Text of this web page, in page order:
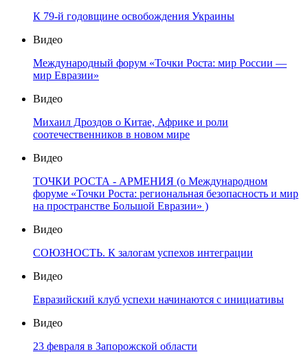
К 79-й годовщине освобождения Украины
Видео
Международный форум «Точки Роста: мир России —
мир Евразии»
Видео
Михаил Дроздов о Китае, Африке и роли
соотечественников в новом мире
Видео
ТОЧКИ РОСТА - АРМЕНИЯ (о Международном
форуме «Точки Роста: региональная безопасность и мир
на пространстве Большой Евразии» )
Видео
СОЮЗНОСТЬ. К залогам успехов интеграции
Видео
Евразийский клуб успехи начинаются с инициативы
Видео
23 февраля в Запорожской области